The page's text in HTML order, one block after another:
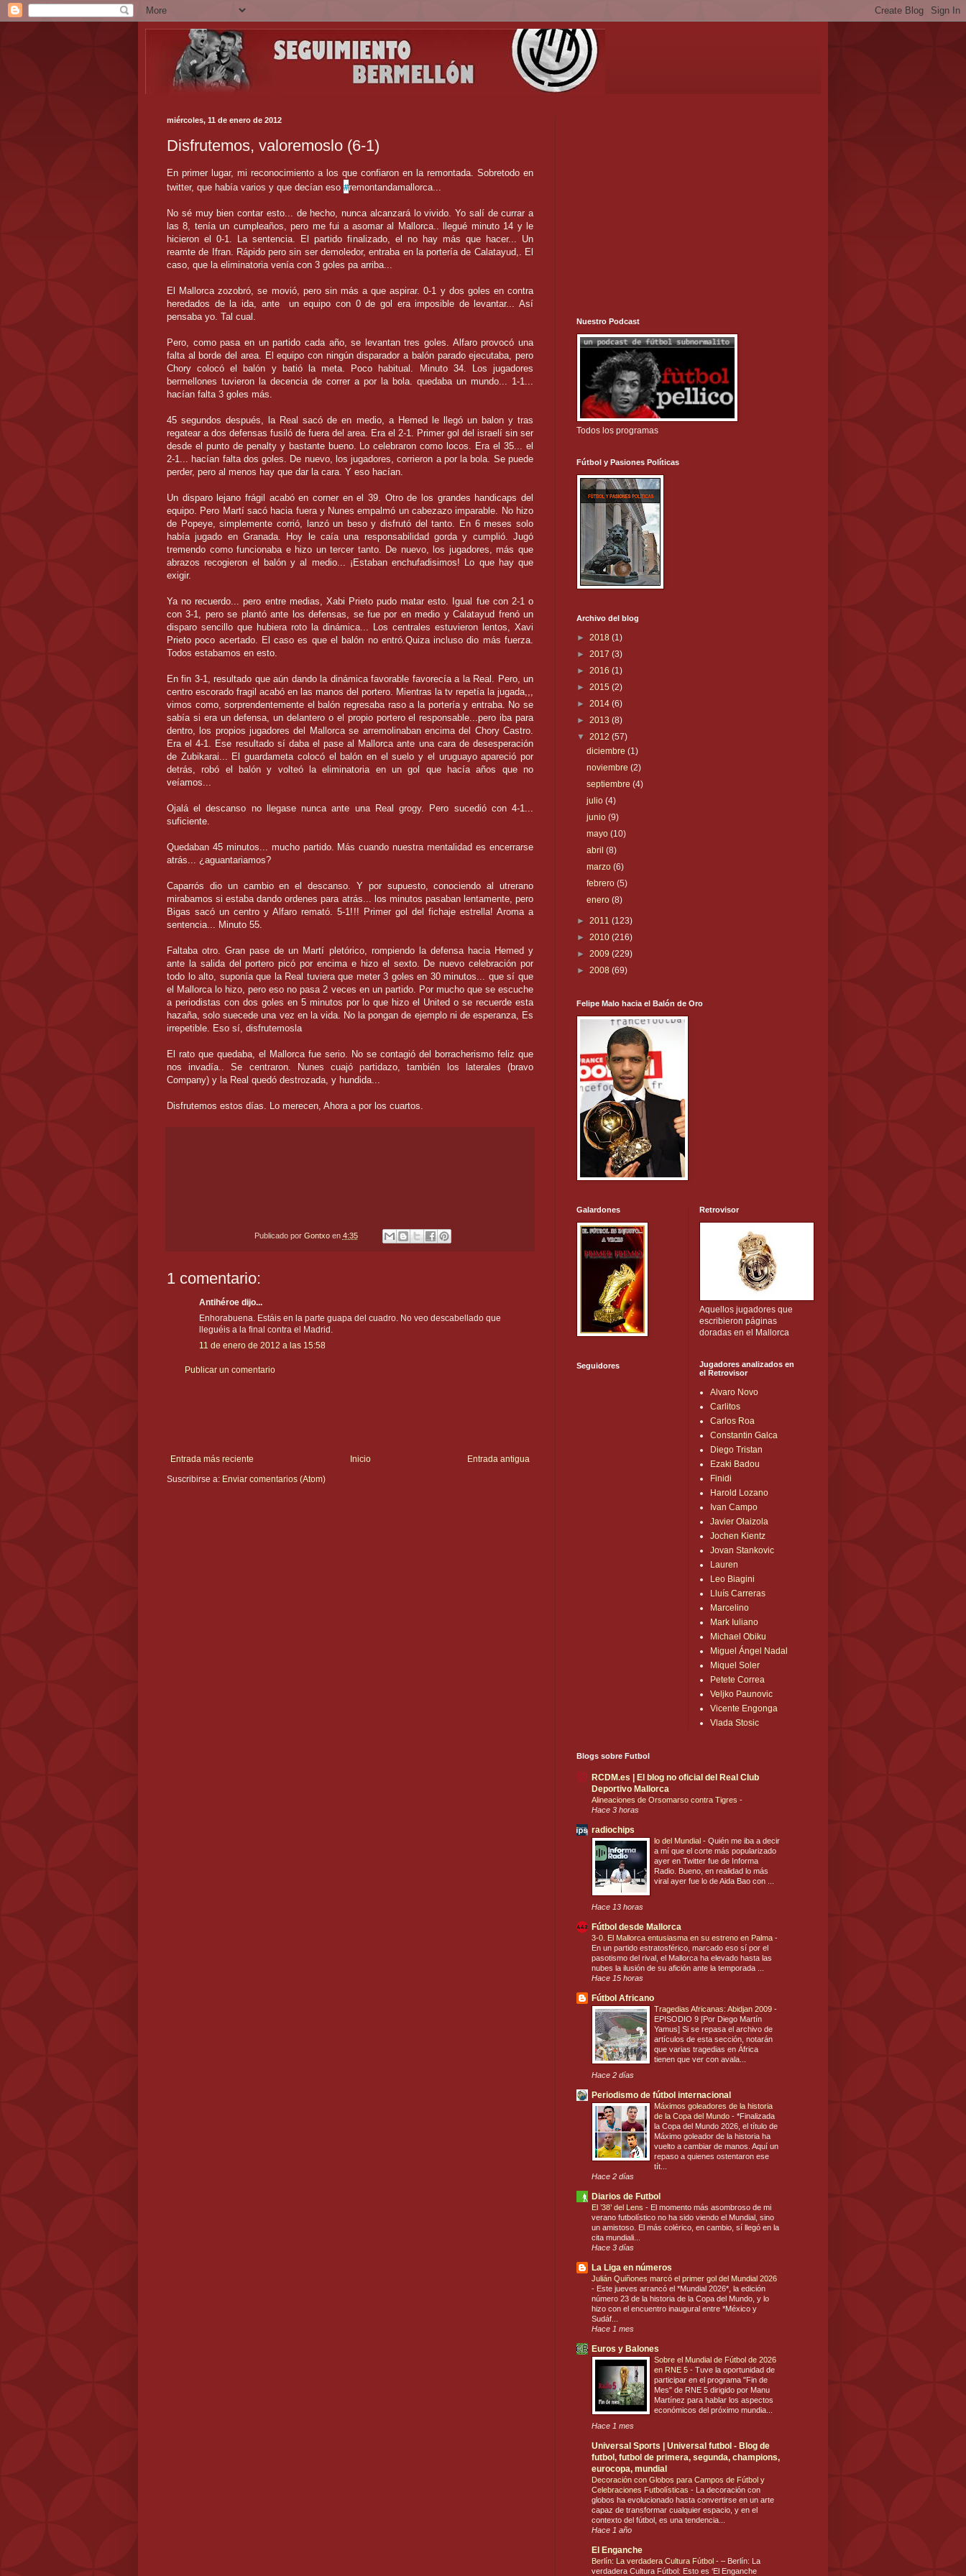
miércoles, 11 de enero de 2012
Disfrutemos, valoremoslo (6-1)
En primer lugar, mi reconocimiento a los que confiaron en la remontada. Sobretodo en
twitter, que había varios y que decían eso #remontandamallorca...
No sé muy bien contar esto... de hecho, nunca alcanzará lo vivido. Yo salí de currar a
las 8, tenía un cumpleaños, pero me fui a asomar al Mallorca.. llegué minuto 14 y le
hicieron el 0-1. La sentencia. El partido finalizado, el no hay más que hacer... Un
reamte de Ifran. Rápido pero sin ser demoledor, entraba en la portería de Calatayud,. El
caso, que la eliminatoria venía con 3 goles pa arriba...
El Mallorca zozobró, se movió, pero sin más a que aspirar. 0-1 y dos goles en contra
heredados de la ida, ante un equipo con 0 de gol era imposible de levantar... Así
pensaba yo. Tal cual.
Pero, como pasa en un partido cada año, se levantan tres goles. Alfaro provocó una
falta al borde del area. El equipo con ningún disparador a balón parado ejecutaba, pero
Chory colocó el balón y batió la meta. Poco habitual. Minuto 34. Los jugadores
bermellones tuvieron la decencia de correr a por la bola. quedaba un mundo... 1-1...
hacían falta 3 goles más.
45 segundos después, la Real sacó de en medio, a Hemed le llegó un balon y tras
regatear a dos defensas fusiló de fuera del area. Era el 2-1. Primer gol del israelí sin ser
desde el punto de penalty y bastante bueno. Lo celebraron como locos. Era el 35... el
2-1... hacían falta dos goles. De nuevo, los jugadores, corrieron a por la bola. Se puede
perder, pero al menos hay que dar la cara. Y eso hacían.
Un disparo lejano frágil acabó en corner en el 39. Otro de los grandes handicaps del
equipo. Pero Martí sacó hacia fuera y Nunes empalmó un cabezazo imparable. No hizo
de Popeye, simplemente corrió, lanzó un beso y disfrutó del tanto. En 6 meses solo
había jugado en Granada. Hoy le caía una responsabilidad gorda y cumplió. Jugó
tremendo como funcionaba e hizo un tercer tanto. De nuevo, los jugadores, más que
abrazos recogieron el balón y al medio... ¡Estaban enchufadisimos! Lo que hay que
exigir.
Ya no recuerdo... pero entre medias, Xabi Prieto pudo matar esto. Igual fue con 2-1 o
con 3-1, pero se plantó ante los defensas, se fue por en medio y Calatayud frenó un
disparo sencillo que hubiera roto la dinámica... Los centrales estuvieron lentos, Xavi
Prieto poco acertado. El caso es que el balón no entró.Quiza incluso dio más fuerza.
Todos estabamos en esto.
En fin 3-1, resultado que aún dando la dinámica favorable favorecía a la Real. Pero, un
centro escorado fragil acabó en las manos del portero. Mientras la tv repetía la jugada,,,
vimos como, sorprendentemente el balón regresaba raso a la portería y entraba. No se
sabía si era un defensa, un delantero o el propio portero el responsable...pero iba para
dentro, los propios jugadores del Mallorca se arremolinaban encima del Chory Castro.
Era el 4-1. Ese resultado sí daba el pase al Mallorca ante una cara de desesperación
de Zubikarai... El guardameta colocó el balón en el suelo y el uruguayo apareció por
detrás, robó el balón y volteó la eliminatoria en un gol que hacía años que no
veíamos...
Ojalá el descanso no llegase nunca ante una Real grogy. Pero sucedió con 4-1...
suficiente.
Quedaban 45 minutos... mucho partido. Más cuando nuestra mentalidad es encerrarse
atrás... ¿aguantariamos?
Caparrós dio un cambio en el descanso. Y por supuesto, conociendo al utrerano
mirabamos si estaba dando ordenes para atrás... los minutos pasaban lentamente, pero
Bigas sacó un centro y Alfaro remató. 5-1!!! Primer gol del fichaje estrella! Aroma a
sentencia... Minuto 55.
Faltaba otro. Gran pase de un Martí pletórico, rompiendo la defensa hacia Hemed y
ante la salida del portero picó por encima e hizo el sexto. De nuevo celebración por
todo lo alto, suponía que la Real tuviera que meter 3 goles en 30 minutos... que sí que
el Mallorca lo hizo, pero eso no pasa 2 veces en un partido. Por mucho que se escuche
a periodistas con dos goles en 5 minutos por lo que hizo el United o se recuerde esta
hazaña, solo suecede una vez en la vida. No la pongan de ejemplo ni de esperanza, Es
irrepetible. Eso sí, disfrutemosla
El rato que quedaba, el Mallorca fue serio. No se contagió del borracherismo feliz que
nos invadía.. Se centraron. Nunes cuajó partidazo, también los laterales (bravo
Company) y la Real quedó destrozada, y hundida...
Disfrutemos estos días. Lo merecen, Ahora a por los cuartos.
Publicado por Gontxo en 4:35
1 comentario:
Antihéroe dijo...
Enhorabuena. Estáis en la parte guapa del cuadro. No veo descabellado que
lleguéis a la final contra el Madrid.
11 de enero de 2012 a las 15:58
Publicar un comentario
Entrada más reciente Entrada antigua
Inicio
Suscribirse a: Enviar comentarios (Atom)
Nuestro Podcast
Todos los programas
Fútbol y Pasiones Políticas
Archivo del blog
► 2018 (1)
► 2017 (3)
► 2016 (1)
► 2015 (2)
► 2014 (6)
► 2013 (8)
▼ 2012 (57)
diciembre(1)
noviembre(2)
septiembre(4)
julio(4)
junio(9)
mayo(10)
abril(8)
marzo(6)
febrero(5)
enero(8)
► 2011 (123)
► 2010 (216)
► 2009 (229)
► 2008 (69)
Felipe Malo hacia el Balón de Oro
Galardones
Seguidores
Retrovisor
Aquellos jugadores que
escribieron páginas
doradas en el Mallorca
Jugadores analizados en
el Retrovisor
Alvaro Novo
Carlitos
Carlos Roa
Constantin Galca
Diego Tristan
Ezaki Badou
Finidi
Harold Lozano
Ivan Campo
Javier Olaizola
Jochen Kientz
Jovan Stankovic
Lauren
Leo Biagini
Lluís Carreras
Marcelino
Mark Iuliano
Michael Obiku
Miguel Ángel Nadal
Miquel Soler
Petete Correa
Veljko Paunovic
Vicente Engonga
Vlada Stosic
Blogs sobre Futbol
RCDM.es | El blog no oficial del Real Club
Deportivo Mallorca
Alineaciones de Orsomarso contra Tigres -
Hace 3 horas
radiochips
lo del Mundial - Quién me iba a decir
a mí que el corte más popularizado
ayer en Twitter fue de Informa
Radio. Bueno, en realidad lo más
viral ayer fue lo de Aida Bao con ...
Hace 13 horas
Fútbol desde Mallorca
3-0. El Mallorca entusiasma en su estreno en Palma -
En un partido estratosférico, marcado eso sí por el
pasotismo del rival, el Mallorca ha elevado hasta las
nubes la ilusión de su afición ante la temporada ...
Hace 15 horas
Fútbol Africano
Tragedias Africanas: Abidjan 2009 -
EPISODIO 9 [Por Diego Martín
Yamus] Si se repasa el archivo de
artículos de esta sección, notarán
que varias tragedias en África
tienen que ver con avala...
Hace 2 días
Periodismo de fútbol internacional
Máximos goleadores de la historia
de la Copa del Mundo - *Finalizada
la Copa del Mundo 2026, el título de
Máximo goleador de la historia ha
vuelto a cambiar de manos. Aquí un
repaso a quienes ostentaron ese
tít...
Hace 2 días
Diarios de Futbol
El ’38’ del Lens - El momento más asombroso de mi
verano futbolístico no ha sido viendo el Mundial, sino
un amistoso. El más colérico, en cambio, sí llegó en la
cita mundiali...
Hace 3 días
La Liga en números
Julián Quiñones marcó el primer gol del Mundial 2026
- Este jueves arrancó el *Mundial 2026*, la edición
número 23 de la historia de la Copa del Mundo, y lo
hizo con el encuentro inaugural entre *México y
Sudáf...
Hace 1 mes
Euros y Balones
Sobre el Mundial de Fútbol de 2026
en RNE 5 - Tuve la oportunidad de
participar en el programa "Fin de
Mes" de RNE 5 dirigido por Manu
Martínez para hablar los aspectos
económicos del próximo mundia...
Hace 1 mes
Universal Sports | Universal futbol - Blog de
futbol, futbol de primera, segunda, champions,
eurocopa, mundial
Decoración con Globos para Campos de Fútbol y
Celebraciones Futbolísticas - La decoración con
globos ha evolucionado hasta convertirse en un arte
capaz de transformar cualquier espacio, y en el
contexto del fútbol, es una tendencia...
Hace 1 año
El Enganche
Berlín: La verdadera Cultura Fútbol - – Berlín: La
verdadera Cultura Fútbol: Esto es ‘El Enganche